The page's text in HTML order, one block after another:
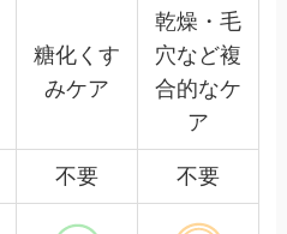
糖化くす
みケア
乾燥・毛
穴など複
合的なケ
ア
不要 不要